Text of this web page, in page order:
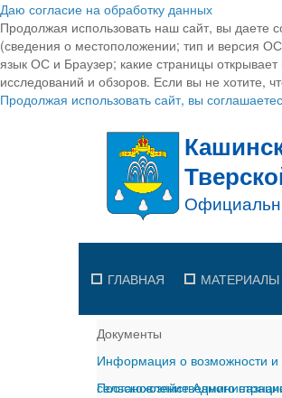
Даю согласие на обработку данных
Продолжая использовать наш сайт, вы даете
(сведения о местоположении; тип и версия
язык ОС и Браузер; какие страницы
исследований и обзоров. Если вы не хотите,
Продолжая использовать сайт, вы
ГЛАВНАЯ МАТЕРИАЛЫ
Документы
Информация о возможности и
сельскохозяйственного
Постановление